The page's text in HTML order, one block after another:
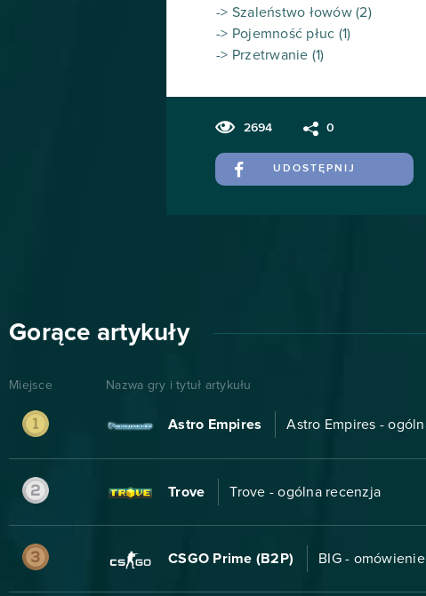
-> Szaleństwo łowów (2)
-> Pojemność płuc (1)
-> Przetrwanie (1)
2694 0
UDOSTĘPNIJ
Gorące artykuły
Miejsce Nazwa gry i tytuł artykułu
Astro Empires Astro Empires -
Trove Trove - ogólna recenzja
CSGO Prime (B2P) BIG -